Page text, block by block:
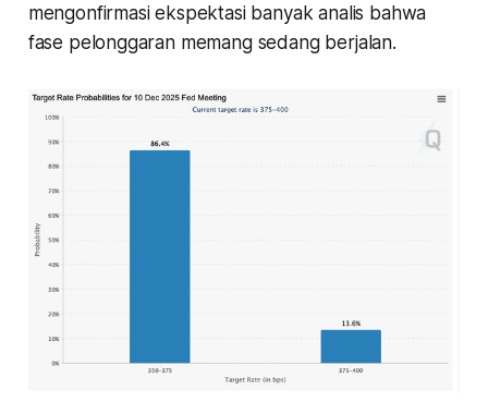
mengonfirmasi ekspektasi banyak analis bahwa
fase pelonggaran memang sedang berjalan.